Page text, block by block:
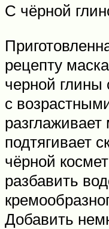
С чёрной
рецепту
черной глины
с
подтягивает
чёрной
разбавить
Добавить